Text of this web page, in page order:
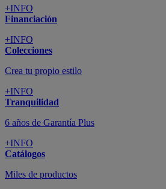
+INFO
Financiación
+INFO
Colecciones
Crea tu propio estilo
+INFO
Tranquilidad
6 años de Garantía Plus
+INFO
Catálogos
Miles de productos